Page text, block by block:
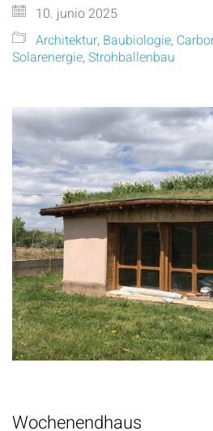
10. junio 2025
Architektur, Baubiologie,
Solarenergie, Strohballenbau
Wochenendhaus